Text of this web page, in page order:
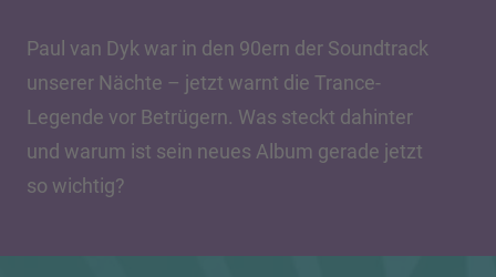
Paul van Dyk war in den 90ern der Soundtrack
unserer Nächte – jetzt warnt die Trance-
Legende vor Betrügern. Was steckt dahinter
und warum ist sein neues Album gerade jetzt
so wichtig?